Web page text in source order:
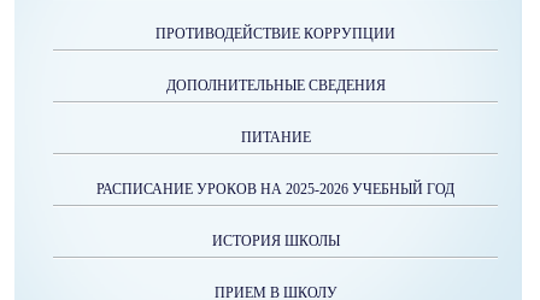
ПРОТИВОДЕЙСТВИЕ КОРРУПЦИИ
ДОПОЛНИТЕЛЬНЫЕ СВЕДЕНИЯ
ПИТАНИЕ
РАСПИСАНИЕ УРОКОВ НА 2025-2026 УЧЕБНЫЙ ГОД
ИСТОРИЯ ШКОЛЫ
ПРИЕМ В ШКОЛУ